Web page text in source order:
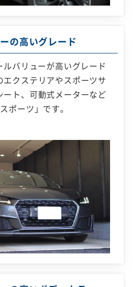
の高いグレード
バリューが高いグレード
エクステリアやスポーツサ
ート、可動式メーターなど
ポーツ」です。